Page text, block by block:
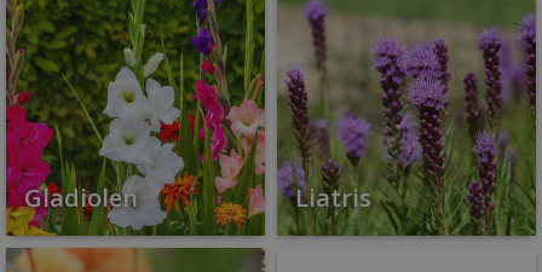
Gladiolen Liatris